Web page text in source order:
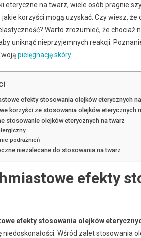
eteryczne na twarz, wiele osób pragnie
korzyści mogą uzyskać. Czy wiesz,
Warto zrozumieć, że
uniknąć nieprzyjemnych reakcji.
pielęgnację skóry.
efekty stosowania olejków eterycznych
korzyści ze stosowania olejków eterycznych
stosowanie olejków eterycznych na twarz
podrażnień
niezalecane do stosowania na twarz
efekty
efekty stosowania olejków
niedoskonałości. Wśród zalet stosowania